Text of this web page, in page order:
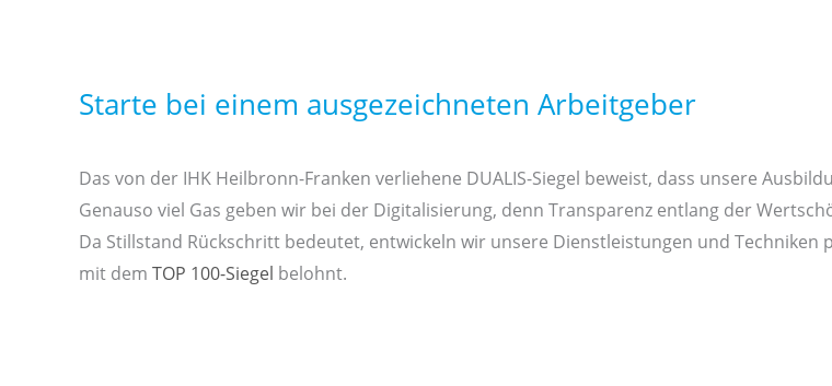
Starte bei einem ausgezeichneten Arbeitgeber
Das von der IHK Heilbronn-Franken verliehene DUALIS-Siegel beweist, dass unsere
Genauso viel Gas geben wir bei der Digitalisierung, denn Transparenz entlang der
Da Stillstand Rückschritt bedeutet, entwickeln wir unsere Dienstleistungen und
mit dem TOP 100-Siegel belohnt.